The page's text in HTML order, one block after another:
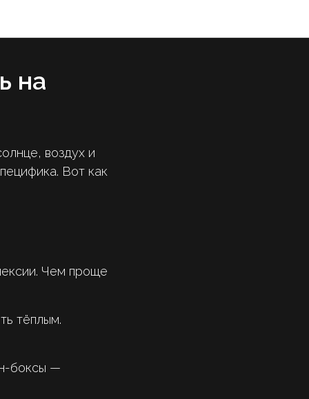
на
воздух и
Вот как
Чем проще
тёплым.
боксы —